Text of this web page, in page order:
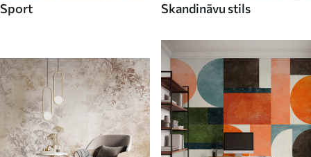
Sport Skandināvu stils